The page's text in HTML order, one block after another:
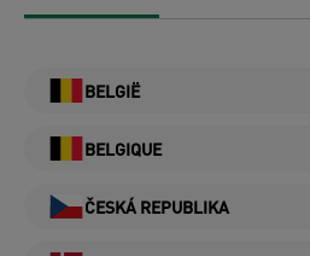
BELGIË
BELGIQUE
ČESKÁ REPUBLIKA